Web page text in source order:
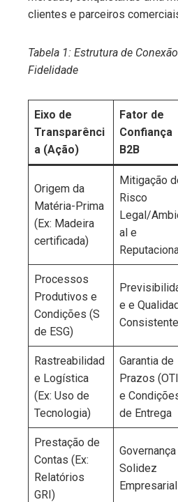
clientes e parceiros
Tabela 1: Estrutura de
Fidelidade
Eixo de
Transparênci
a (Ação)
Fator de
Confiança
B2B
Origem da
Matéria-Prima
(Ex: Madeira
certificada)
Mitigação
Risco
Legal/
al e
Processos
Produtivos e
Condições (S
de ESG)
e e
Consistente
Rastreabilidad
e Logística
(Ex: Uso de
Tecnologia)
Garantia de
Prazos
e
de Entrega
Prestação de
Contas (Ex:
Relatórios
GRI)
Governança
Solidez
Empresarial